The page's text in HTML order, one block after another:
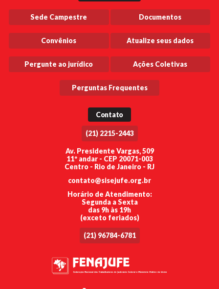
Sede Campestre Documentos
Convênios Atualize seus dados
Pergunte ao jurídico Ações Coletivas
Perguntas Frequentes
Contato
(21) 2215-2443
Av. Presidente Vargas, 509
11º andar - CEP 20071-003
Centro - Rio de Janeiro - RJ
contato@sisejufe.org.br
Horário de Atendimento:
Segunda a Sexta
das 9h às 19h
(exceto feriados)
(21) 96784-6781